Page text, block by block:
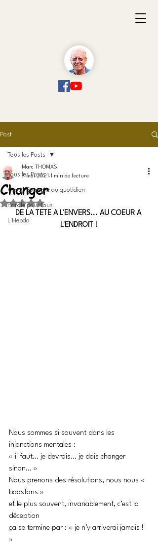
Post
Tous les Posts
Vivre l'Evangile au quotidien
Parole pour tous
L'Hebdo
Tous les Posts
Changer
Marc THOMAS
7 mai 2021 1 min de lecture
Noté NaN étoiles sur 5.
DE LA TETE A L'ENVERS... AU COEUR A
L'ENDROIT !
Nous sommes si souvent dans les
injonctions mentales :
« il faut… je devrais… je dois changer
sinon… »
Nous prenons des résolutions, nous nous «
boostons »
et le plus souvent, invariablement, c’est la
déception
ça se termine par : « je n’y arriverai jamais !
»